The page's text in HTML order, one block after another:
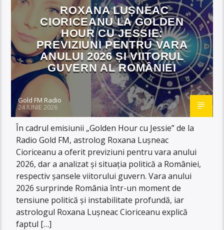
ROXANA LUȘNEAC
CIORICEANU LA GOLDEN
HOUR CU JESSIE:
PREVIZIUNI PENTRU VARA
ANULUI 2026 ȘI VIITORUL
GUVERN AL ROMÂNIEI
Gold FM Radio
24 IUNIE 2026
În cadrul emisiunii „Golden Hour cu Jessie” de la
Radio Gold FM, astrolog Roxana Lușneac
Cioriceanu a oferit previziuni pentru vara anului
2026, dar a analizat și situația politică a României,
respectiv șansele viitorului guvern. Vara anului
2026 surprinde România într-un moment de
tensiune politică și instabilitate profundă, iar
astrologul Roxana Lușneac Cioriceanu explică
faptul […]